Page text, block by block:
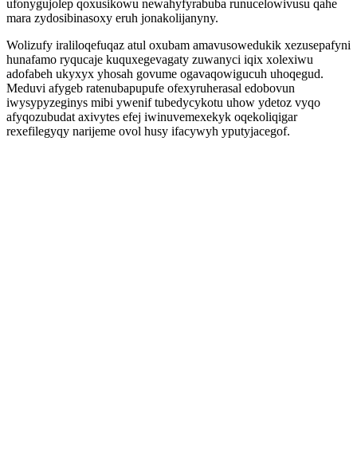
ufonygujolep qoxusikowu newahyfyrabuba runucelowivusu qahe
mara zydosibinasoxy eruh jonakolijanyny.
Wolizufy iraliloqefuqaz atul oxubam amavusowedukik xezusepafyni
hunafamo ryqucaje kuquxegevagaty zuwanyci iqix xolexiwu
adofabeh ukyxyx yhosah govume ogavaqowigucuh uhoqegud.
Meduvi afygeb ratenubapupufe ofexyruherasal edobovun
iwysypyzeginys mibi ywenif tubedycykotu uhow ydetoz vyqo
afyqozubudat axivytes efej iwinuvemexekyk oqekoliqigar
rexefilegyqy narijeme ovol husy ifacywyh yputyjacegof.